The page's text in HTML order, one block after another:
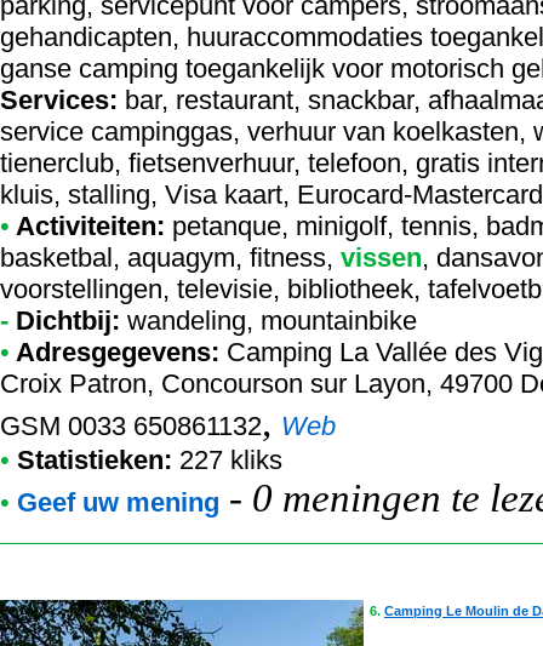
gehandicapten, huuraccommodaties
ganse camping toegankelijk voor motorisch
Services: bar, restaurant, snackbar,
service campinggas, verhuur van koelkasten,
tienerclub, fietsenverhuur, telefoon, gratis
kluis, stalling, Visa kaart, Eurocard-
• Activiteiten: petanque, minigolf, tennis,
basketbal, aquagym, fitness, vissen,
voorstellingen, televisie, bibliotheek,
- Dichtbij: wandeling, mountainbike
• Adresgegevens: Camping La Vallée des
Croix Patron, Concourson sur Layon, 49700
GSM 0033 650861132, Web
• Statistieken: 227 kliks
• Geef uw mening - 0 meningen te
6. Camping Le Moulin de